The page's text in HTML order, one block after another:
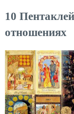
10
отношениях